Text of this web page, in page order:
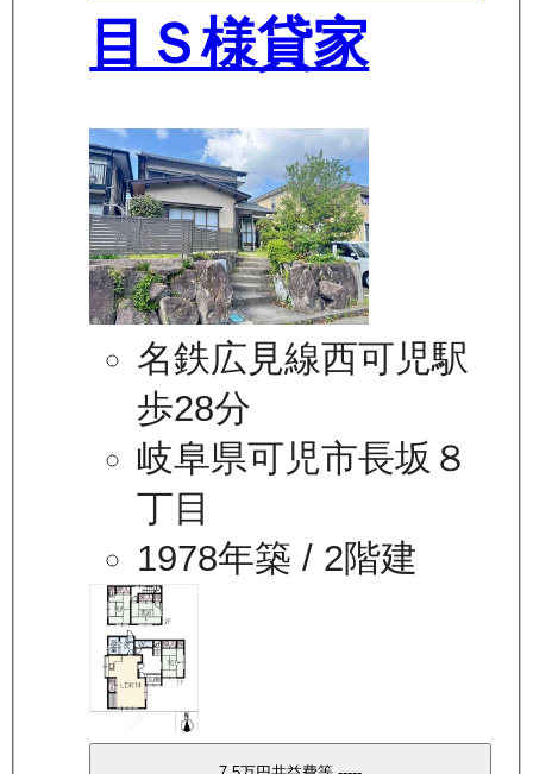
目Ｓ様貸家
名鉄広見線西可児駅
歩28分
岐阜県可児市長坂８
丁目
1978年築 / 2階建